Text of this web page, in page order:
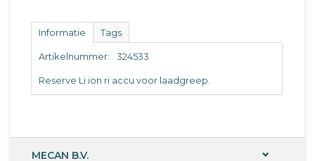
Informatie Tags
Artikelnummer: 324533
Reserve Li ion ri accu voor laadgreep.
MECAN B.V.